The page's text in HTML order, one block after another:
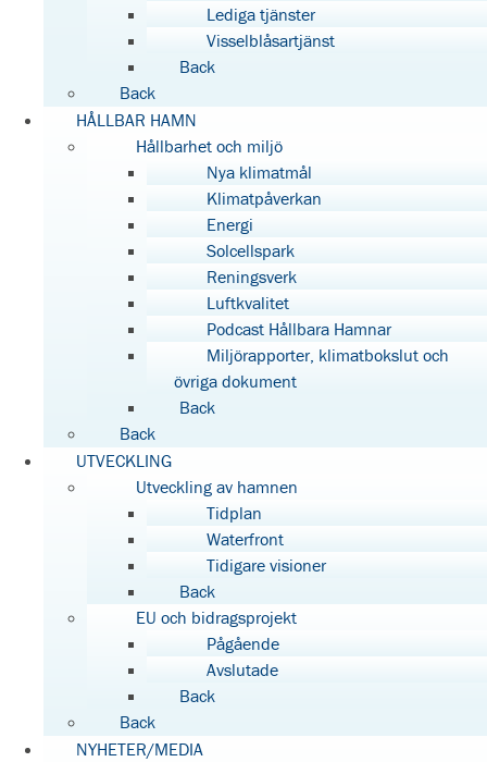
Lediga tjänster
Visselblåsartjänst
Back
Back
HÅLLBAR HAMN
Hållbarhet och miljö
Nya klimatmål
Klimatpåverkan
Energi
Solcellspark
Reningsverk
Luftkvalitet
Podcast Hållbara Hamnar
Miljörapporter, klimatbokslut och
övriga dokument
Back
Back
UTVECKLING
Utveckling av hamnen
Tidplan
Waterfront
Tidigare visioner
Back
EU och bidragsprojekt
Pågående
Avslutade
Back
Back
NYHETER/MEDIA